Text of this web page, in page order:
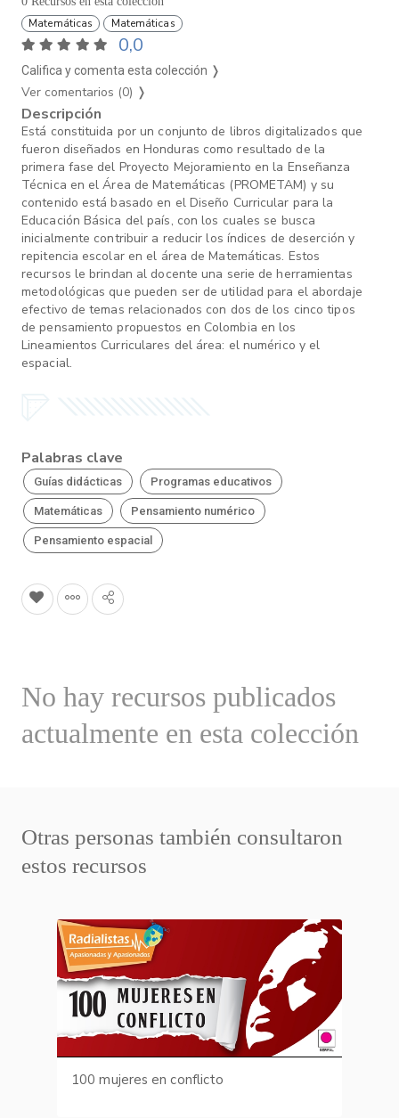
Matemáticas Matemáticas
0,0
Califica y comenta esta colección ❭
Ver comentarios (0) ❭
Descripción
Está constituida por un conjunto de libros digitalizados que
fueron diseñados en Honduras como resultado de la
primera fase del Proyecto Mejoramiento en la Enseñanza
Técnica en el Área de Matemáticas (PROMETAM) y su
contenido está basado en el Diseño Curricular para la
Educación Básica del país, con los cuales se busca
inicialmente contribuir a reducir los índices de deserción y
repitencia escolar en el área de Matemáticas. Estos
recursos le brindan al docente una serie de herramientas
metodológicas que pueden ser de utilidad para el abordaje
efectivo de temas relacionados con dos de los cinco tipos
de pensamiento propuestos en Colombia en los
Lineamientos Curriculares del área: el numérico y el
espacial.
Palabras clave
Guías didácticas Programas educativos
Matemáticas Pensamiento numérico
Pensamiento espacial
No hay recursos publicados
actualmente en esta colección
Otras personas también consultaron
estos recursos
100 mujeres en conflicto